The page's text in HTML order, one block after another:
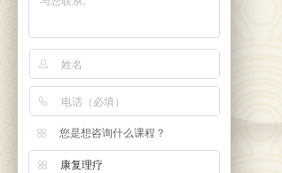
您是想咨询什么课程？
康复理疗